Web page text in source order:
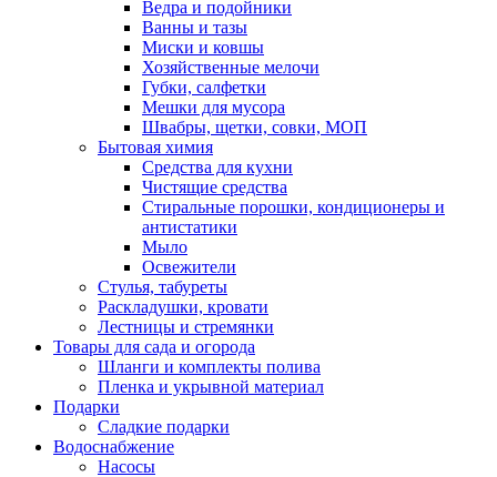
Ведра и подойники
Ванны и тазы
Миски и ковшы
Хозяйственные мелочи
Губки, салфетки
Мешки для мусора
Швабры, щетки, совки, МОП
Бытовая химия
Средства для кухни
Чистящие средства
Стиральные порошки, кондиционеры и
антистатики
Мыло
Освежители
Стулья, табуреты
Раскладушки, кровати
Лестницы и стремянки
Товары для сада и огорода
Шланги и комплекты полива
Пленка и укрывной материал
Подарки
Cладкие подарки
Водоснабжение
Насосы